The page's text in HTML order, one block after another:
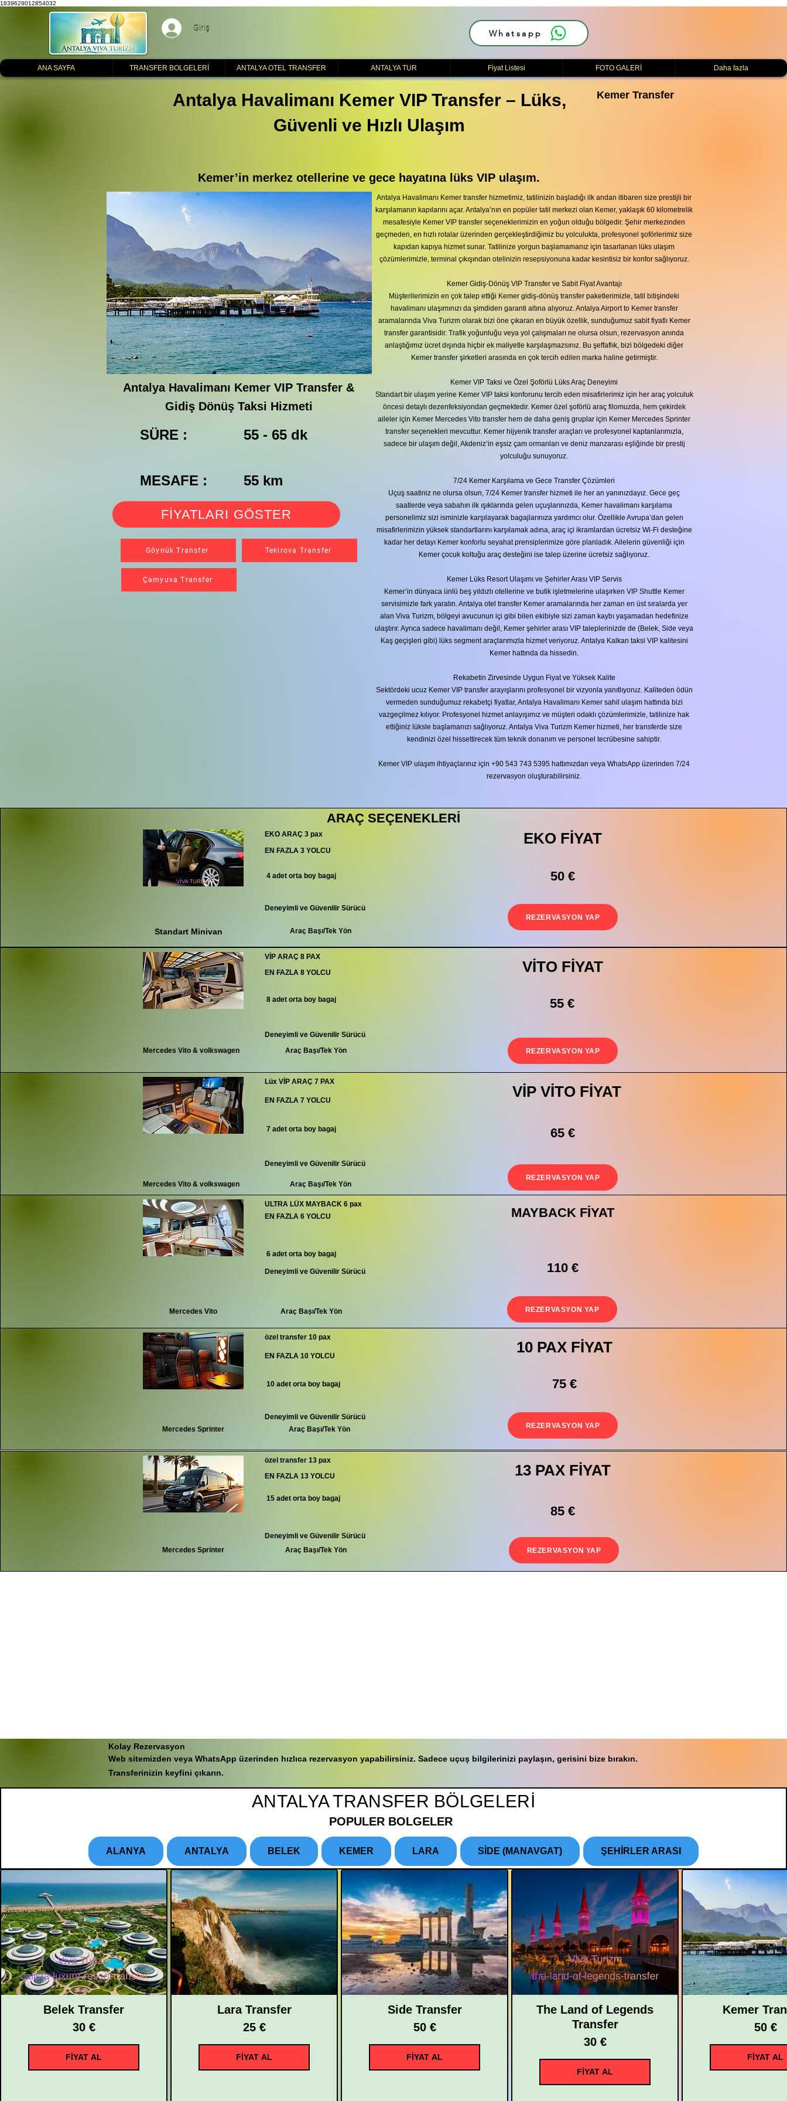
1839629012854032
Giriş
Whatsapp
ANA SAYFA TRANSFER BOLGELERİ ANTALYA OTEL TRANSFER ANTALYA TUR Fiyat Listesi FOTO GALERİ Daha fazla
Antalya Havalimanı Kemer VIP Transfer – Lüks,
Güvenli ve Hızlı Ulaşım
Kemer Transfer
Kemer’in merkez otellerine ve gece hayatına lüks VIP ulaşım.
Antalya Havalimanı Kemer VIP Transfer &
Gidiş Dönüş Taksi Hizmeti
SÜRE :
MESAFE :
55 - 65 dk
55 km
FİYATLARI GÖSTER
Göynük Transfer Tekirova Transfer
Çamyuva Transfer
Antalya Havalimanı Kemer transfer hizmetimiz, tatilinizin başladığı ilk andan itibaren size prestijli bir
karşılamanın kapılarını açar. Antalya’nın en popüler tatil merkezi olan Kemer, yaklaşık 60 kilometrelik
mesafesiyle Kemer VIP transfer seçeneklerimizin en yoğun olduğu bölgedir. Şehir merkezinden
geçmeden, en hızlı rotalar üzerinden gerçekleştirdiğimiz bu yolculukta, profesyonel şoförlerimiz size
kapıdan kapıya hizmet sunar. Tatilinize yorgun başlamamanız için tasarlanan lüks ulaşım
çözümlerimizle, terminal çıkışından otelinizin resepsiyonuna kadar kesintisiz bir konfor sağlıyoruz.
Kemer Gidiş-Dönüş VIP Transfer ve Sabit Fiyat Avantajı
Müşterilerimizin en çok talep ettiği Kemer gidiş-dönüş transfer paketlerimizle, tatil bitişindeki
havalimanı ulaşımınızı da şimdiden garanti altına alıyoruz. Antalya Airport to Kemer transfer
aramalarında Viva Turizm olarak bizi öne çıkaran en büyük özellik, sunduğumuz sabit fiyatlı Kemer
transfer garantisidir. Trafik yoğunluğu veya yol çalışmaları ne olursa olsun, rezervasyon anında
anlaştığımız ücret dışında hiçbir ek maliyetle karşılaşmazsınız. Bu şeffaflık, bizi bölgedeki diğer
Kemer transfer şirketleri arasında en çok tercih edilen marka haline getirmiştir.
Kemer VIP Taksi ve Özel Şoförlü Lüks Araç Deneyimi
Standart bir ulaşım yerine Kemer VIP taksi konforunu tercih eden misafirlerimiz için her araç yolculuk
öncesi detaylı dezenfeksiyondan geçmektedir. Kemer özel şoförlü araç filomuzda, hem çekirdek
aileler için Kemer Mercedes Vito transfer hem de daha geniş gruplar için Kemer Mercedes Sprinter
transfer seçenekleri mevcuttur. Kemer hijyenik transfer araçları ve profesyonel kaptanlarımızla,
sadece bir ulaşım değil, Akdeniz’in eşsiz çam ormanları ve deniz manzarası eşliğinde bir prestij
yolculuğu sunuyoruz.
7/24 Kemer Karşılama ve Gece Transfer Çözümleri
Uçuş saatiniz ne olursa olsun, 7/24 Kemer transfer hizmeti ile her an yanınızdayız. Gece geç
saatlerde veya sabahın ilk ışıklarında gelen uçuşlarınızda, Kemer havalimanı karşılama
personelimiz sizi isminizle karşılayarak bagajlarınıza yardımcı olur. Özellikle Avrupa’dan gelen
misafirlerimizin yüksek standartlarını karşılamak adına, araç içi ikramlardan ücretsiz Wi-Fi desteğine
kadar her detayı Kemer konforlu seyahat prensiplerimize göre planladık. Ailelerin güvenliği için
Kemer çocuk koltuğu araç desteğini ise talep üzerine ücretsiz sağlıyoruz.
Kemer Lüks Resort Ulaşımı ve Şehirler Arası VIP Servis
Kemer’in dünyaca ünlü beş yıldızlı otellerine ve butik işletmelerine ulaşırken VIP Shuttle Kemer
servisimizle fark yaratın. Antalya otel transfer Kemer aramalarında her zaman en üst sıralarda yer
alan Viva Turizm, bölgeyi avucunun içi gibi bilen ekibiyle sizi zaman kaybı yaşamadan hedefinize
ulaştırır. Ayrıca sadece havalimanı değil, Kemer şehirler arası VIP taleplerinizde de (Belek, Side veya
Kaş geçişleri gibi) lüks segment araçlarımızla hizmet veriyoruz. Antalya Kalkan taksi VIP kalitesini
Kemer hattında da hissedin.
Rekabetin Zirvesinde Uygun Fiyat ve Yüksek Kalite
Sektördeki ucuz Kemer VIP transfer arayışlarını profesyonel bir vizyonla yanıtlıyoruz. Kaliteden ödün
vermeden sunduğumuz rekabetçi fiyatlar, Antalya Havalimanı Kemer sahil ulaşım hattında bizi
vazgeçilmez kılıyor. Profesyonel hizmet anlayışımız ve müşteri odaklı çözümlerimizle, tatilinize hak
ettiğiniz lüksle başlamanızı sağlıyoruz. Antalya Viva Turizm Kemer hizmeti, her transferde size
kendinizi özel hissettirecek tüm teknik donanım ve personel tecrübesine sahiptir.
Kemer VIP ulaşım ihtiyaçlarınız için +90 543 743 5395 hattımızdan veya WhatsApp üzerinden 7/24
rezervasyon oluşturabilirsiniz.
ARAÇ SEÇENEKLERİ
EKO ARAÇ 3 pax
EN FAZLA 3 YOLCU
4 adet orta boy bagaj
Deneyimli ve Güvenilir Sürücü
Standart Minivan Araç Başı/Tek Yön
EKO FİYAT
50 €
REZERVASYON YAP
VİP ARAÇ 8 PAX
EN FAZLA 8 YOLCU
8 adet orta boy bagaj
Deneyimli ve Güvenilir Sürücü
Mercedes Vito & volkswagen
Araç Başı/Tek Yön
VİTO FİYAT
55 €
REZERVASYON YAP
Lüx VİP ARAÇ 7 PAX
EN FAZLA 7 YOLCU
7 adet orta boy bagaj
Deneyimli ve Güvenilir Sürücü
Mercedes Vito & volkswagen Araç Başı/Tek Yön
VİP VİTO FİYAT
65 €
REZERVASYON YAP
ULTRA LÜX MAYBACK 6 pax
EN FAZLA 6 YOLCU
6 adet orta boy bagaj
Deneyimli ve Güvenilir Sürücü
Mercedes Vito Araç Başı/Tek Yön
MAYBACK FİYAT
110 €
REZERVASYON YAP
özel transfer 10 pax
EN FAZLA 10 YOLCU
10 adet orta boy bagaj
Deneyimli ve Güvenilir Sürücü
Mercedes Sprinter
Araç Başı/Tek Yön
10 PAX FİYAT
75 €
REZERVASYON YAP
özel transfer 13 pax
EN FAZLA 13 YOLCU
15 adet orta boy bagaj
Deneyimli ve Güvenilir Sürücü
Mercedes Sprinter
Araç Başı/Tek Yön
13 PAX FİYAT
85 €
REZERVASYON YAP
Kolay Rezervasyon
Web sitemizden veya WhatsApp üzerinden hızlıca rezervasyon yapabilirsiniz. Sadece uçuş bilgilerinizi paylaşın, gerisini bize bırakın.
Transferinizin keyfini çıkarın.
ANTALYA TRANSFER BÖLGELERİ
POPULER BOLGELER
ALANYA ANTALYA BELEK KEMER LARA SİDE (MANAVGAT) ŞEHİRLER ARASI
Belek Transfer
30 €
FİYAT AL
Lara Transfer
25 €
FİYAT AL
Side Transfer
50 €
FİYAT AL
The Land of Legends
Transfer
30 €
FİYAT AL
Kemer
50 €
FİYAT AL